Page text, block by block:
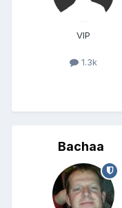
VIP
1.3k
Bachaa